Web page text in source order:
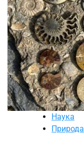
Наука
Природа